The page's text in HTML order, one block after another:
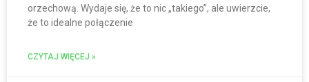
orzechową. Wydaje się, że to nic „takiego”, ale uwierzcie,
że to idealne połączenie
CZYTAJ WIĘCEJ »